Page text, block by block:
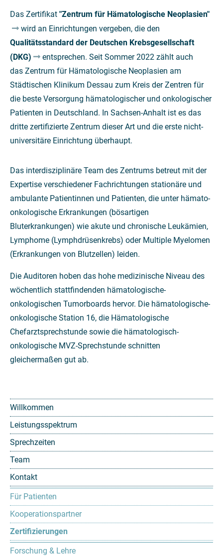
Willkommen
Leistungsspektrum
Sprechzeiten
Team
Kontakt
Für Patienten
Kooperationspartner
Zertifizierungen
Forschung & Lehre
Das Zertifikat "Zentrum für Hämatologische Neoplasien"
wird an Einrichtungen vergeben, die den
Qualitätsstandard der Deutschen Krebsgesellschaft
(DKG)
entsprechen. Seit Sommer 2022 zählt auch
das Zentrum für Hämatologische Neoplasien am
Städtischen Klinikum Dessau zum Kreis der Zentren für
die beste Versorgung hämatologischer und onkologischer
Patienten in Deutschland. In Sachsen-Anhalt ist es das
dritte zertifizierte Zentrum dieser Art und die erste nicht-
universitäre Einrichtung überhaupt.
Das interdisziplinäre Team des Zentrums betreut mit der
Expertise verschiedener Fachrichtungen stationäre und
ambulante Patientinnen und Patienten, die unter hämato-
onkologische Erkrankungen (bösartigen
Bluterkrankungen) wie akute und chronische Leukämien,
Lymphome (Lymphdrüsenkrebs) oder Multiple Myelomen
(Erkrankungen von Blutzellen) leiden.
Die Auditoren hoben das hohe medizinische Niveau des
wöchentlich stattfindenden hämatologische-
onkologischen Tumorboards hervor. Die hämatologische-
onkologische Station 16, die Hämatologische
Chefarztsprechstunde sowie die hämatologisch-
onkologische MVZ-Sprechstunde schnitten
gleichermaßen gut ab.